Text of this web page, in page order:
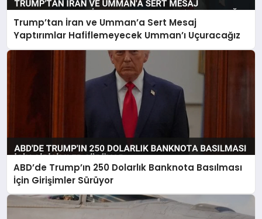
Trump’tan İran ve Umman’a Sert Mesaj
Yaptırımlar Hafiflemeyecek Umman’ı Uçuracağız
ABD’de Trump’ın 250 Dolarlık Banknota Basılması
İçin Girişimler Sürüyor